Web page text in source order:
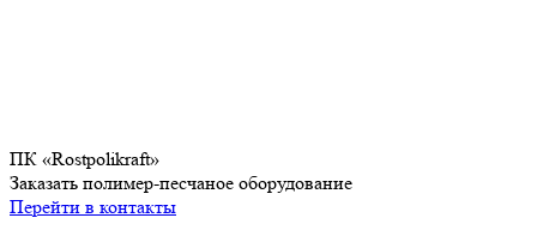
ПК «Rostpolikraft»
Заказать полимер-песчаное оборудование
Перейти в контакты